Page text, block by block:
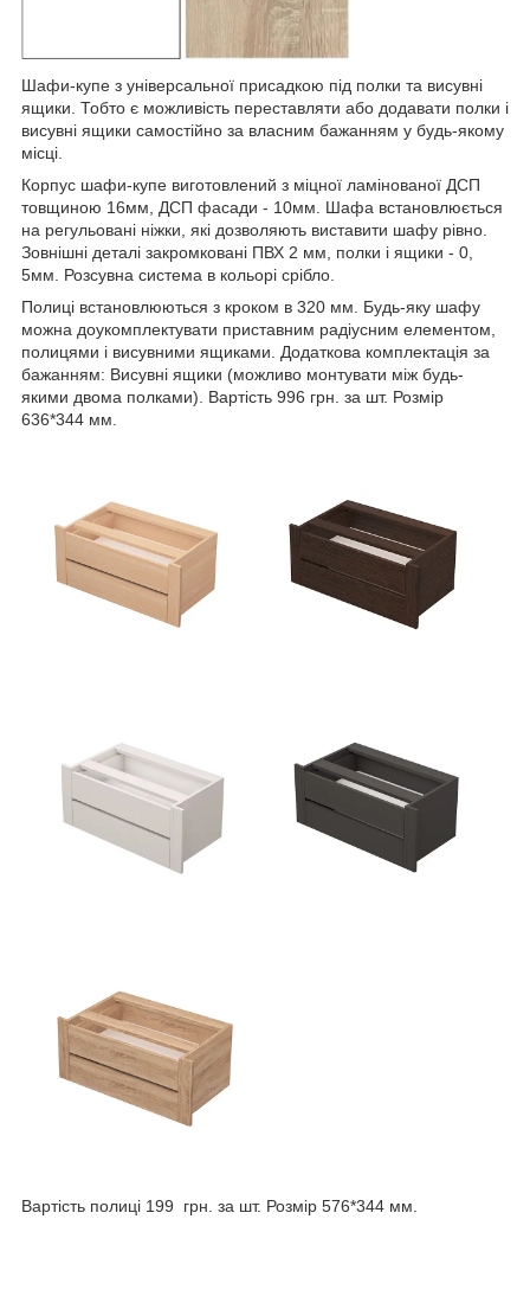
Шафи-купе з універсальної присадкою під полки та висувні
ящики. Тобто є можливість переставляти або додавати полки і
висувні ящики самостійно за власним бажанням у будь-якому
місці.
Корпус шафи-купе виготовлений з міцної ламінованої ДСП
товщиною 16мм, ДСП фасади - 10мм. Шафа встановлюється
на регульовані ніжки, які дозволяють виставити шафу рівно.
Зовнішні деталі закромковані ПВХ 2 мм, полки і ящики - 0,
5мм. Розсувна система в кольорі срібло.
Полиці встановлюються з кроком в 320 мм. Будь-яку шафу
можна доукомплектувати приставним радіусним елементом,
полицями і висувними ящиками. Додаткова комплектація за
бажанням: Висувні ящики (можливо монтувати між будь-
якими двома полками). Вартість 996 грн. за шт. Розмір
636*344 мм.
Вартість полиці 199 грн. за шт. Розмір 576*344 мм.